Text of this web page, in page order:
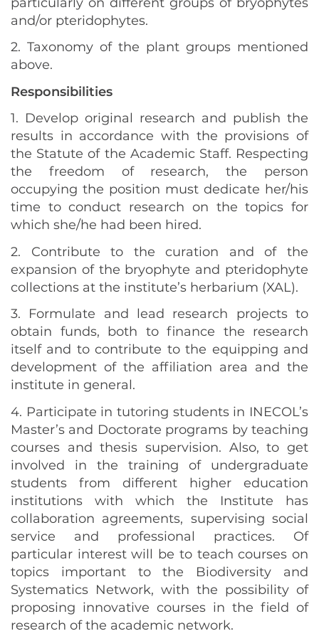
and/or pteridophytes.
2. Taxonomy of the plant groups mentioned
above.
Responsibilities
1. Develop original research and publish the
results in accordance with the provisions of
the Statute of the Academic Staff. Respecting
the freedom of research, the person
occupying the position must dedicate her/his
time to conduct research on the topics for
which she/he had been hired.
2. Contribute to the curation and of the
expansion of the bryophyte and pteridophyte
collections at the institute’s herbarium (XAL).
3. Formulate and lead research projects to
obtain funds, both to finance the research
itself and to contribute to the equipping and
development of the affiliation area and the
institute in general.
4. Participate in tutoring students in INECOL’s
Master’s and Doctorate programs by teaching
courses and thesis supervision. Also, to get
involved in the training of undergraduate
students from different higher education
institutions with which the Institute has
collaboration agreements, supervising social
service and professional practices. Of
particular interest will be to teach courses on
topics important to the Biodiversity and
Systematics Network, with the possibility of
proposing innovative courses in the field of
research of the academic network.